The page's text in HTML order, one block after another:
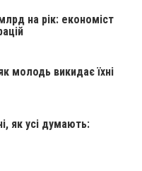
на рік: економіст
молодь викидає їхні
як усі думають: